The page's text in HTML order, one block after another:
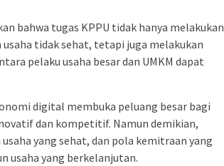
bahwa tugas KPPU tidak hanya melakukan
tidak sehat, tetapi juga melakukan
pelaku usaha besar dan UMKM dapat
digital membuka peluang besar bagi
dan kompetitif. Namun demikian,
yang sehat, dan pola kemitraan yang
usaha yang berkelanjutan.